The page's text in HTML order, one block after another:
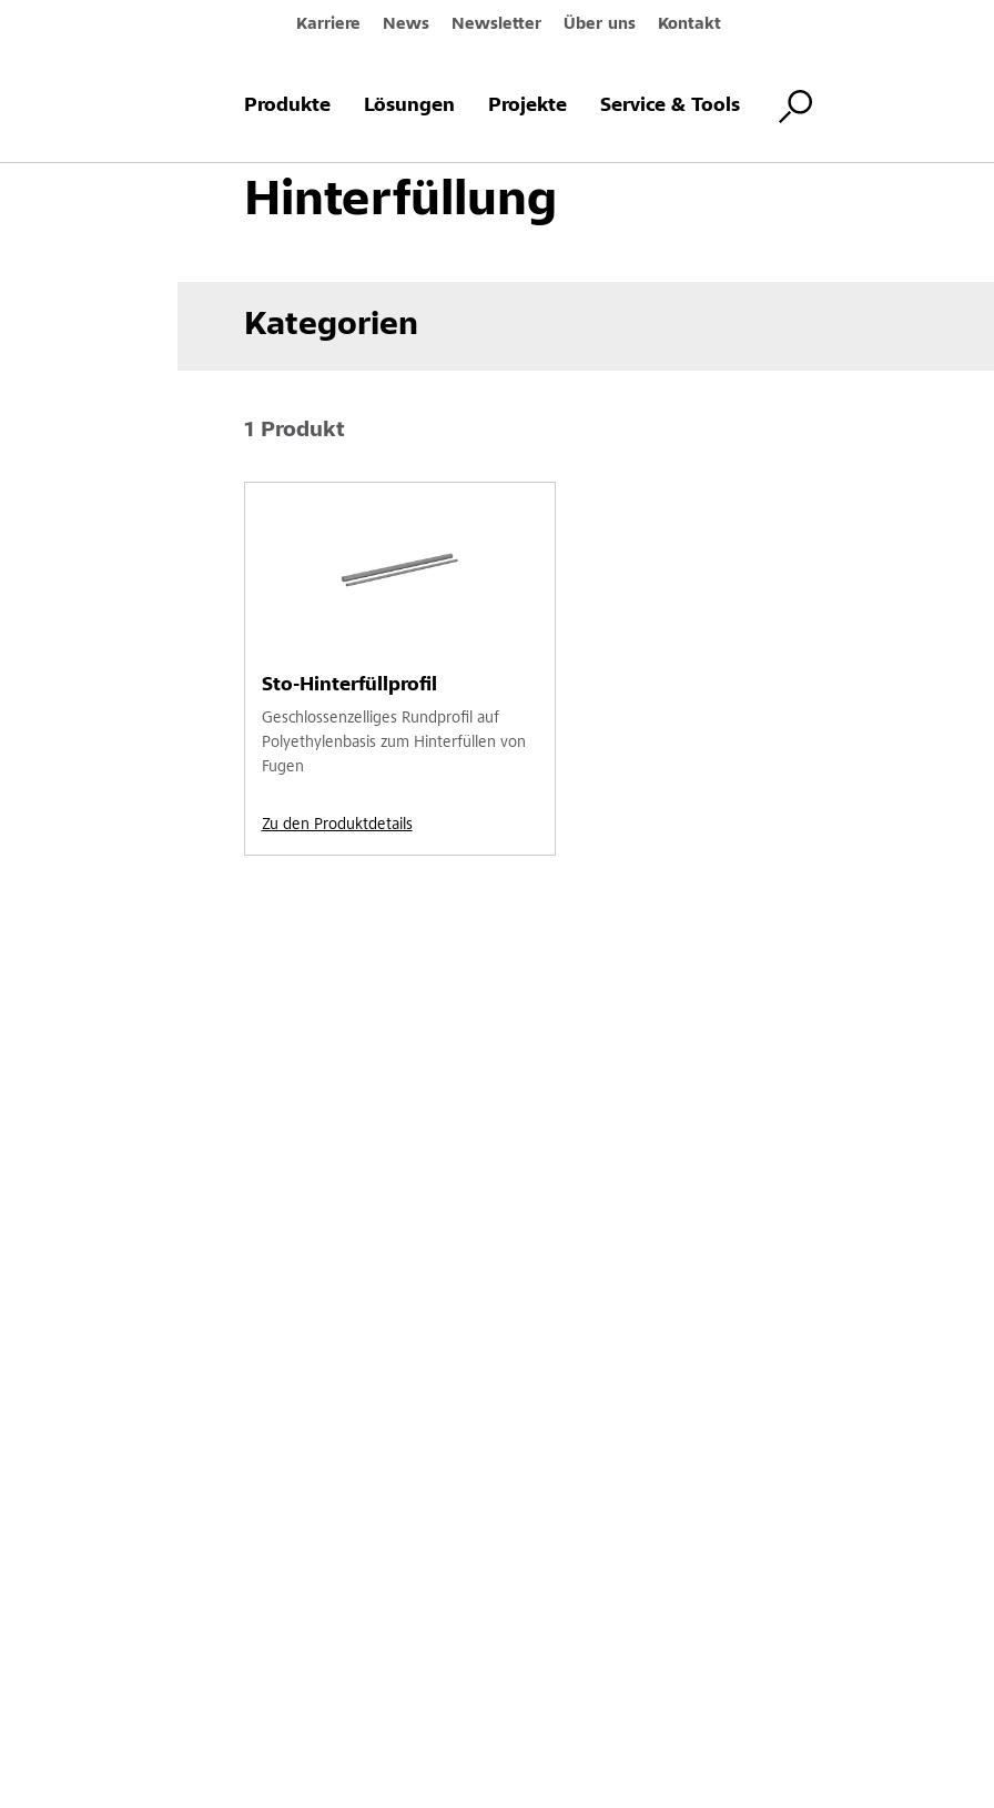
Karriere News Newsletter Über uns Kontakt
Produkte Lösungen Projekte Service & Tools
Produkte & Systeme Betoninstandsetzung und Betonschutz Fugensanierung
Hinterfüllung
Kategorien
1 Produkt
Sto-Hinterfüllprofil
Geschlossenzelliges Rundprofil auf
Polyethylenbasis zum Hinterfüllen von
Fugen
Zu den Produktdetails